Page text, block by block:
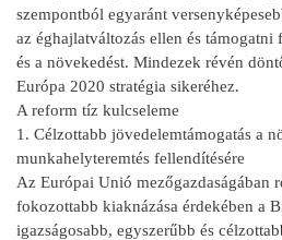
szempontból egyaránt
az éghajlatváltozás ellen és támogatni
és a növekedést. Mindezek révén
Európa 2020 stratégia sikeréhez.
A reform tíz kulcseleme
1. Célzottabb jövedelemtámogatás a
munkahelyteremtés fellendítésére
Az Európai Unió mezőgazdaságában
fokozottabb kiaknázása érdekében a
igazságosabb, egyszerűbb és